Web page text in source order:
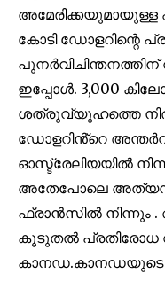
Join our
To subscribe, simply
or click the subscribe
your privacy and won't
safe with us.
അമേരിക്കയുമായുള്ള
കോടി ഡോളറിന്റെ
ഇപ്പോൾ. 3,000
ശത്രുവ്യൂഹത്തെ
ഡോളറിൻ്റെ
ഓസ്ട്രേലിയയിൽ
അതേപോലെ
ഫ്രാൻസിൽ നിന്നും .
കൂടുതൽ പ്രതിരോധ
കാനഡ.കാനഡയുടെ ഈ